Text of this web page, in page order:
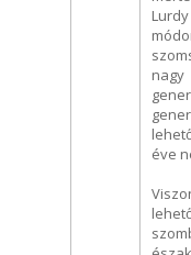
éve